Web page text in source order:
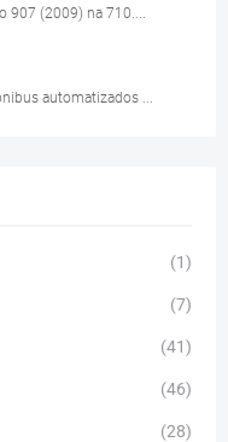
907 (2009) na 710....
automatizados ...
(1)
(7)
(41)
(46)
(28)